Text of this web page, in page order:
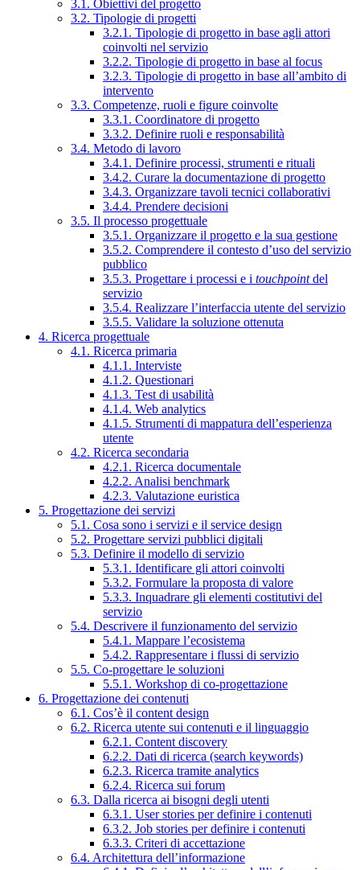
3.1. Obiettivi del progetto
3.2. Tipologie di progetti
3.2.1. Tipologie di progetto in base agli attori
coinvolti nel servizio
3.2.2. Tipologie di progetto in base al focus
3.2.3. Tipologie di progetto in base all’ambito di
intervento
3.3. Competenze, ruoli e figure coinvolte
3.3.1. Coordinatore di progetto
3.3.2. Definire ruoli e responsabilità
3.4. Metodo di lavoro
3.4.1. Definire processi, strumenti e rituali
3.4.2. Curare la documentazione di progetto
3.4.3. Organizzare tavoli tecnici collaborativi
3.4.4. Prendere decisioni
3.5. Il processo progettuale
3.5.1. Organizzare il progetto e la sua gestione
3.5.2. Comprendere il contesto d’uso del servizio
pubblico
3.5.3. Progettare i processi e i touchpointdel
servizio
3.5.4. Realizzare l’interfaccia utente del servizio
3.5.5. Validare la soluzione ottenuta
4. Ricerca progettuale
4.1. Ricerca primaria
4.1.1. Interviste
4.1.2. Questionari
4.1.3. Test di usabilità
4.1.4. Web analytics
4.1.5. Strumenti di mappatura dell’esperienza
utente
4.2. Ricerca secondaria
4.2.1. Ricerca documentale
4.2.2. Analisi benchmark
4.2.3. Valutazione euristica
5. Progettazione dei servizi
5.1. Cosa sono i servizi e il service design
5.2. Progettare servizi pubblici digitali
5.3. Definire il modello di servizio
5.3.1. Identificare gli attori coinvolti
5.3.2. Formulare la proposta di valore
5.3.3. Inquadrare gli elementi costitutivi del
servizio
5.4. Descrivere il funzionamento del servizio
5.4.1. Mappare l’ecosistema
5.4.2. Rappresentare i flussi di servizio
5.5. Co-progettare le soluzioni
5.5.1. Workshop di co-progettazione
6. Progettazione dei contenuti
6.1. Cos’è il content design
6.2. Ricerca utente sui contenuti e il linguaggio
6.2.1. Content discovery
6.2.2. Dati di ricerca (search keywords)
6.2.3. Ricerca tramite analytics
6.2.4. Ricerca sui forum
6.3. Dalla ricerca ai bisogni degli utenti
6.3.1. User stories per definire i contenuti
6.3.2. Job stories per definire i contenuti
6.3.3. Criteri di accettazione
6.4. Architettura dell’informazione